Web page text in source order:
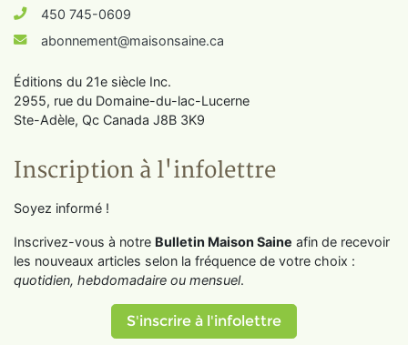
450 745-0609
abonnement@maisonsaine.ca
Éditions du 21e siècle Inc.
2955, rue du Domaine-du-lac-Lucerne
Ste-Adèle, Qc Canada J8B 3K9
Inscription à l'infolettre
Soyez informé !
Inscrivez-vous à notre Bulletin Maison Saine afin de recevoir
les nouveaux articles selon la fréquence de votre choix :
quotidien, hebdomadaire ou mensuel.
S'inscrire à l'infolettre